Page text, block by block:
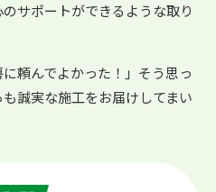
サポートができるような取り
頼んでよかった！」そう思っ
誠実な施工をお届けしてまい